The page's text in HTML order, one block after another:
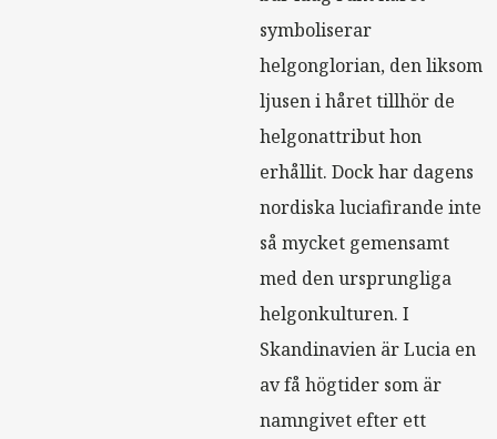
symboliserar
helgonglorian, den liksom
ljusen i håret tillhör de
helgonattribut hon
erhållit. Dock har dagens
nordiska luciafirande inte
så mycket gemensamt
med den ursprungliga
helgonkulturen. I
Skandinavien är Lucia en
av få högtider som är
namngivet efter ett